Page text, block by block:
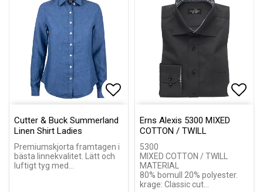
Cutter & Buck Summerland
Linen Shirt Ladies
Premiumskjorta framtagen i
bästa linnekvalitet. Lätt och
luftigt tyg med…
Erns Alexis 5300 MIXED
COTTON / TWILL
5300
MIXED COTTON / TWILL
MATERIAL
80% bomull 20% polyester.
krage: Classic cut…